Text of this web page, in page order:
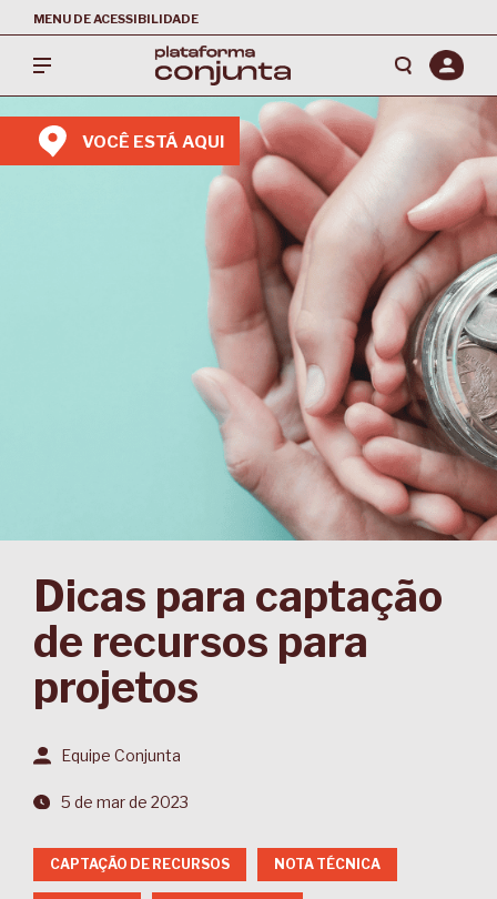
MENU DE ACESSIBILIDADE
VOCÊ ESTÁ AQUI
Dicas para captação
de recursos para
projetos
Equipe Conjunta
5 de mar de 2023
CAPTAÇÃO DE RECURSOS NOTA TÉCNICA